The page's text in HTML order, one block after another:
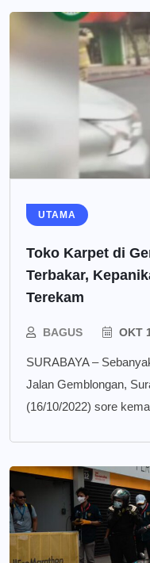
UTAMA
Toko Karpet di
Terbakar,
Terekam
BAGUS OKT
SURABAYA –
Jalan Gemblongan,
(16/10/2022) sore